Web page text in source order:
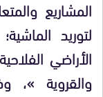
المشاريع
لتوريد
الأراضي
والقروية